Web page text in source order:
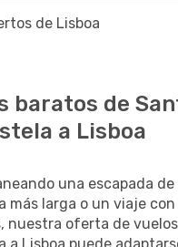
de Lisboa
baratos de
a Lisboa
una escapada
más larga o un viaje
nuestra oferta de